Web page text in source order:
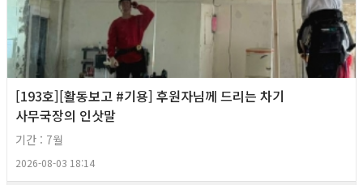
[193호][활동보고 #기용] 후원자님께 드리는 차기
사무국장의 인삿말
기간 : 7월
2026-08-03 18:14